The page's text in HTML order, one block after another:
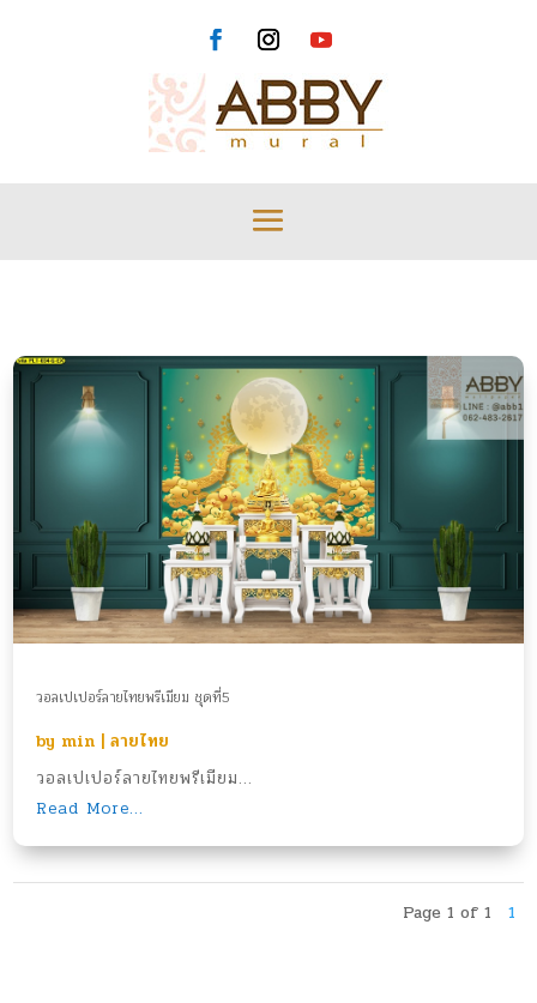
วอลเปเปอร์ลายไทยพรีเมียม ชุดที่5
by min |ลายไทย
วอลเปเปอร์ลายไทยพรีเมียม...
Read More...
Page 1 of 1 1